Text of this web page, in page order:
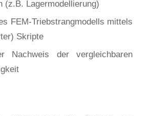
(z.B. Lagermodellierung)
FEM-Triebstrangmodells mittels
Skripte
Nachweis der vergleichbaren